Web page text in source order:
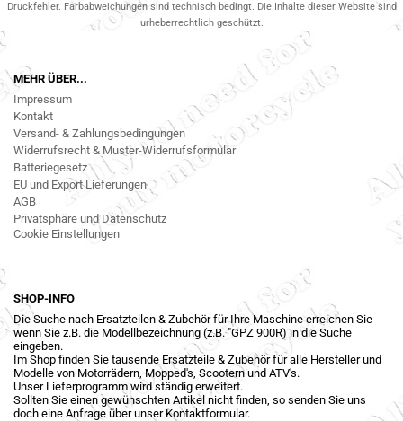
Druckfehler. Farbabweichungen sind technisch bedingt. Die Inhalte dieser Website sind
urheberrechtlich geschützt.
MEHR ÜBER...
Impressum
Kontakt
Versand- & Zahlungsbedingungen
Widerrufsrecht & Muster-Widerrufsformular
Batteriegesetz
EU und Export Lieferungen
AGB
Privatsphäre und Datenschutz
Cookie Einstellungen
SHOP-INFO
Die Suche nach Ersatzteilen & Zubehör für Ihre Maschine erreichen Sie
wenn Sie z.B. die Modellbezeichnung (z.B. "GPZ 900R) in die Suche
eingeben.
Im Shop finden Sie tausende Ersatzteile & Zubehör für alle Hersteller und
Modelle von Motorrädern, Mopped's, Scootern und ATV's.
Unser Lieferprogramm wird ständig erweitert.
Sollten Sie einen gewünschten Artikel nicht finden, so senden Sie uns
doch eine Anfrage über unser Kontaktformular.